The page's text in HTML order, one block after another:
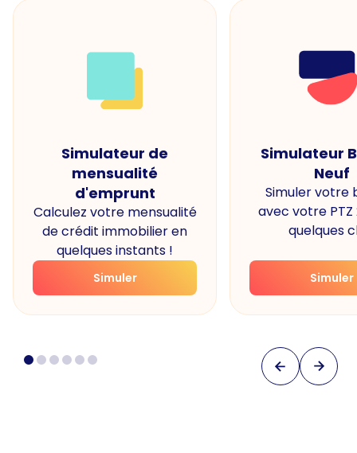
Simulateur de
mensualité
d'emprunt
Calculez votre mensualité
de crédit immobilier en
quelques instants !
Simuler
Simulateur
Neuf
Simuler votre
avec votre PTZ
quelques
Simuler